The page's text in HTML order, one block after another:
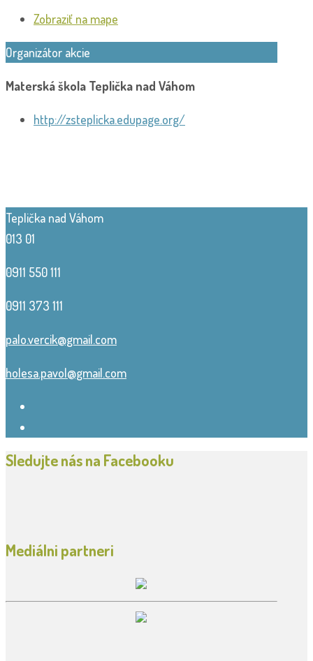
Zobraziť na mape
Organizátor akcie
Materská škola Teplička nad Váhom
http://zsteplicka.edupage.org/
Teplička nad Váhom
013 01
0911 550 111
0911 373 111
palo.vercik@gmail.com
holesa.pavol@gmail.com
Sledujte nás na Facebooku
Mediálni partneri